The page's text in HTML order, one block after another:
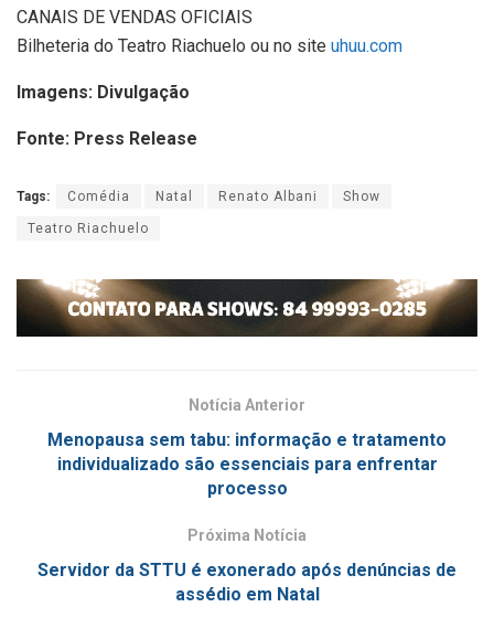
CANAIS DE VENDAS OFICIAIS
Bilheteria do Teatro Riachuelo ou no site uhuu.com
Imagens: Divulgação
Fonte: Press Release
Tags: Comédia Natal Renato Albani Show
Teatro Riachuelo
Notícia Anterior
Menopausa sem tabu: informação e tratamento
individualizado são essenciais para enfrentar
processo
Próxima Notícia
Servidor da STTU é exonerado após denúncias de
assédio em Natal